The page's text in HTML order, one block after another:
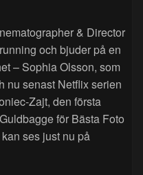
& Director
och bjuder på en
– Sophia Olsson, som
nu senast Netflix serien
Zajt, den första
för Bästa Foto
kan ses just nu på